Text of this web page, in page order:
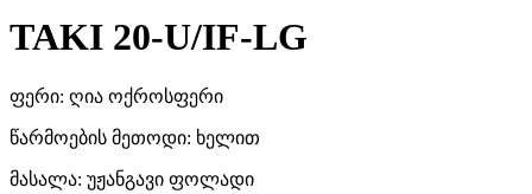
TAKI 20-U/IF-LG
ფერი: ღია ოქროსფერი
წარმოების მეთოდი: ხელით
მასალა: უჟანგავი ფოლადი